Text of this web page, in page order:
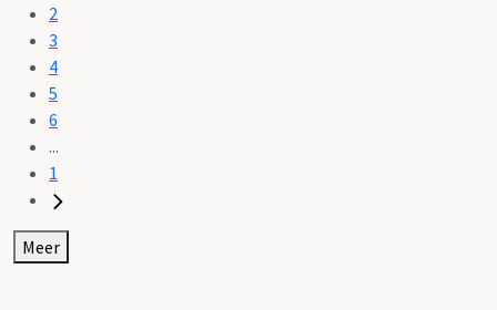
2
3
4
5
6
...
1
Meer